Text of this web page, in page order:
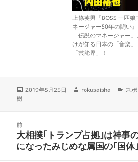
上條英男『BOSS 一匹狼
ネージャー50年の闘い』
「伝説のマネージャー
けが知る日本の「音楽」
「芸能界」！
投
2019年5月25日
作
rokusaisha
カ
ス
樹
前
前
の
大相撲｢トランプ占拠｣は神
になったみじめな属国の｢国体｣